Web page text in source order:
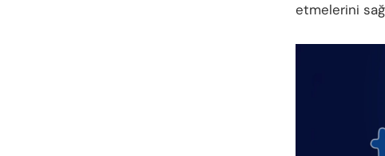
etmelerini